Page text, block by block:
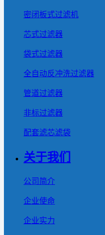
密闭板式过滤机
芯式过滤器
袋式过滤器
全自动反冲洗过滤器
管道过滤器
非标过滤器
配套滤芯滤袋
关于我们
公司简介
企业使命
企业实力